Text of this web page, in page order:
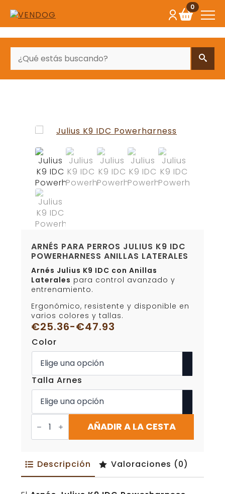
0
ARNÉS PARA PERROS JULIUS K9 IDC
POWERHARNESS ANILLAS LATERALES
Arnés Julius K9 IDC con Anillas
Laterales para control avanzado y
entrenamiento.
Ergonómico, resistente y disponible en
varios colores y tallas.
€25.36-€47.93
Rango
de
precios:
desde
€25.36
hasta
€47.93
Color
Talla Arnes
Arnés
para
Perros
Julius
Powerharness
Anillas
cantidad
AÑADIR A LA CESTA
Descripción Valoraciones (0)